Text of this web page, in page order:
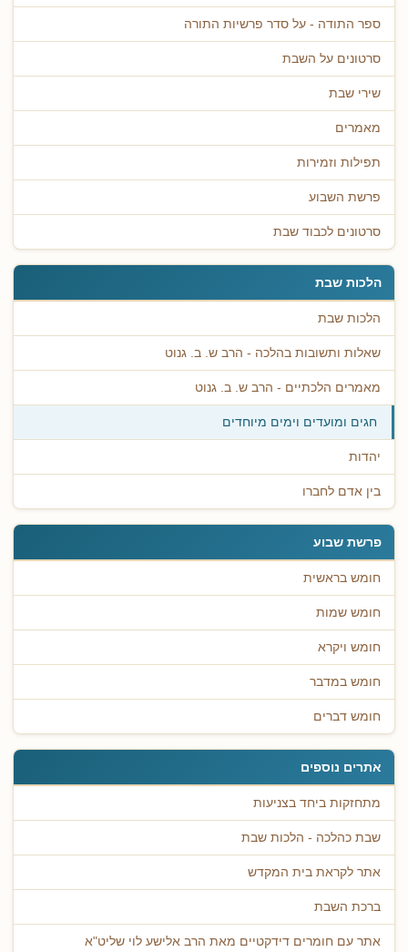
ספר התודה - על סדר פרשיות התורה
סרטונים על השבת
שירי שבת
מאמרים
תפילות וזמירות
פרשת השבוע
סרטונים לכבוד שבת
הלכות שבת
הלכות שבת
שאלות ותשובות בהלכה - הרב ש. ב. גנוט
מאמרים הלכתיים - הרב ש. ב. גנוט
חגים ומועדים וימים מיוחדים
יהדות
בין אדם לחברו
פרשת שבוע
חומש בראשית
חומש שמות
חומש ויקרא
חומש במדבר
חומש דברים
אתרים נוספים
מתחזקות ביחד בצניעות
שבת כהלכה - הלכות שבת
אתר לקראת בית המקדש
ברכת השבת
אתר עם חומרים דידקטיים מאת הרב אלישע לוי שליט"א